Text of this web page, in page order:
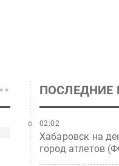
ПОСЛЕДНИЕ
Хабаровск на
город атлетов
02:02